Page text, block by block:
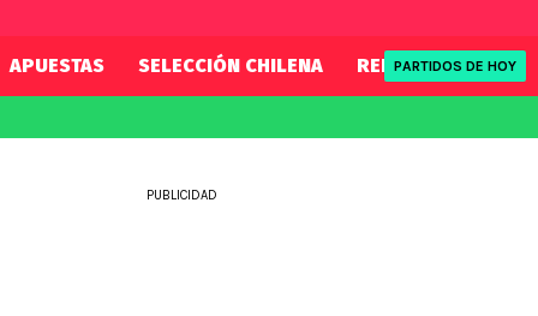
APUESTAS SELECCIÓN CHILENA REDSPORT
PARTIDOS DE HOY
PUBLICIDAD